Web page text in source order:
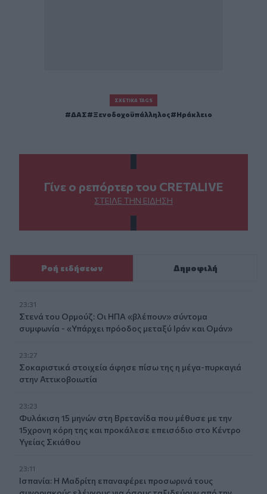
ΣΧΕΤΙΚΆ TAGS
ΔΑΣ Ξενοδοχοϋπάλληλος Ηράκλειο
Γίνε ο ρεπόρτερ του CRETALIVE
ΣΤΕΊΛΕ ΤΗΝ ΕΊΔΗΣΗ
Ροή ειδήσεων Δημοφιλή
23:31
Στενά του Ορμούζ: Οι ΗΠΑ «βλέπουν» σύντομα
συμφωνία - «Υπάρχει πρόοδος μεταξύ Ιράν και Ομάν»
23:27
Σοκαριστικά στοιχεία άφησε πίσω της η μέγα-πυρκαγιά
στην Αττικοβοιωτία
23:23
Φυλάκιση 15 μηνών στη Βρετανίδα που μέθυσε με την
15χρονη κόρη της και προκάλεσε επεισόδιο στο Κέντρο
Υγείας Σκιάθου
23:11
Ισπανία: Η Μαδρίτη επαναφέρει προσωρινά τους